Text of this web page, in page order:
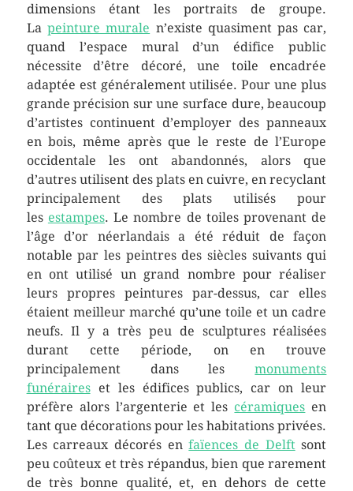
dimensions étant les portraits de groupe.
La peinture murale n’existe quasiment pas car,
quand l’espace mural d’un édifice public
nécessite d’être décoré, une toile encadrée
adaptée est généralement utilisée. Pour une plus
grande précision sur une surface dure, beaucoup
d’artistes continuent d’employer des panneaux
en bois, même après que le reste de l’Europe
occidentale les ont abandonnés, alors que
d’autres utilisent des plats en cuivre, en recyclant
principalement des plats utilisés pour
les estampes. Le nombre de toiles provenant de
l’âge d’or néerlandais a été réduit de façon
notable par les peintres des siècles suivants qui
en ont utilisé un grand nombre pour réaliser
leurs propres peintures par-dessus, car elles
étaient meilleur marché qu’une toile et un cadre
neufs. Il y a très peu de sculptures réalisées
durant cette période, on en trouve
principalement dans lesmonuments
funéraireset les édifices publics, car on leur
préfère alors l’argenterie et les céramiques en
tant que décorations pour les habitations privées.
Les carreaux décorés enfaïences de Delft sont
peu coûteux et très répandus, bien que rarement
de très bonne qualité, et, en dehors de cette